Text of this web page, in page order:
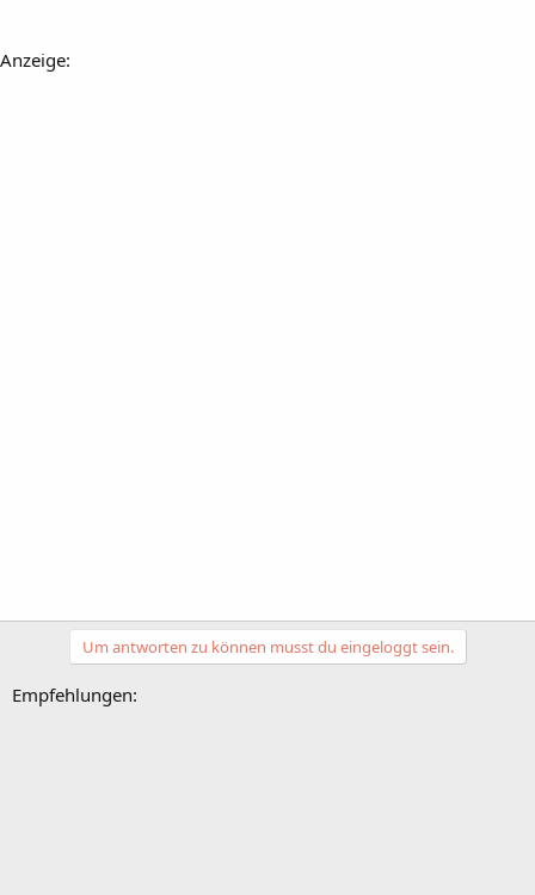
Anzeige:
Um antworten zu können musst du eingeloggt sein.
Empfehlungen: